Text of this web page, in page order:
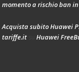
momento a rischio ban in
Acquista subito Huawei
tariffe.itsu Huawei